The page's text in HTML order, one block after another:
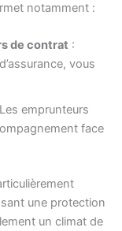
notamment :
de contrat :
vous
emprunteurs
face
une protection
un climat de